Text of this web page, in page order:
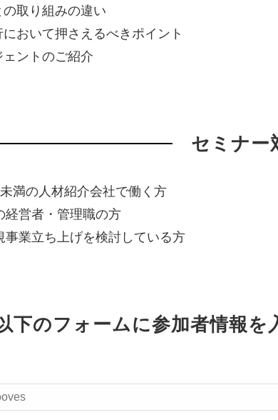
取り組みの違い
おいて押さえるべきポイント
ントのご紹介
セミナー
満の人材紹介会社で働く方
経営者・管理職の方
事業立ち上げを検討している方
下のフォームに参加者情報